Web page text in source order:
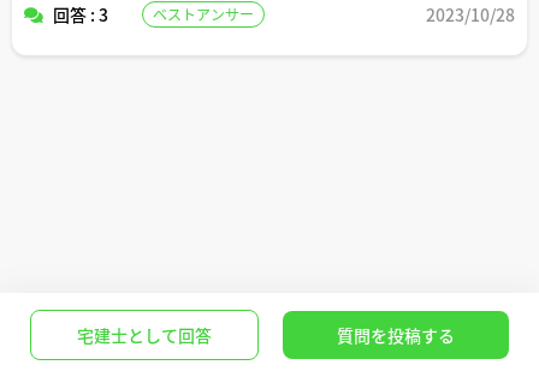
回答 : 3 ベストアンサー 2023/10/28
宅建士として回答 質問を投稿する